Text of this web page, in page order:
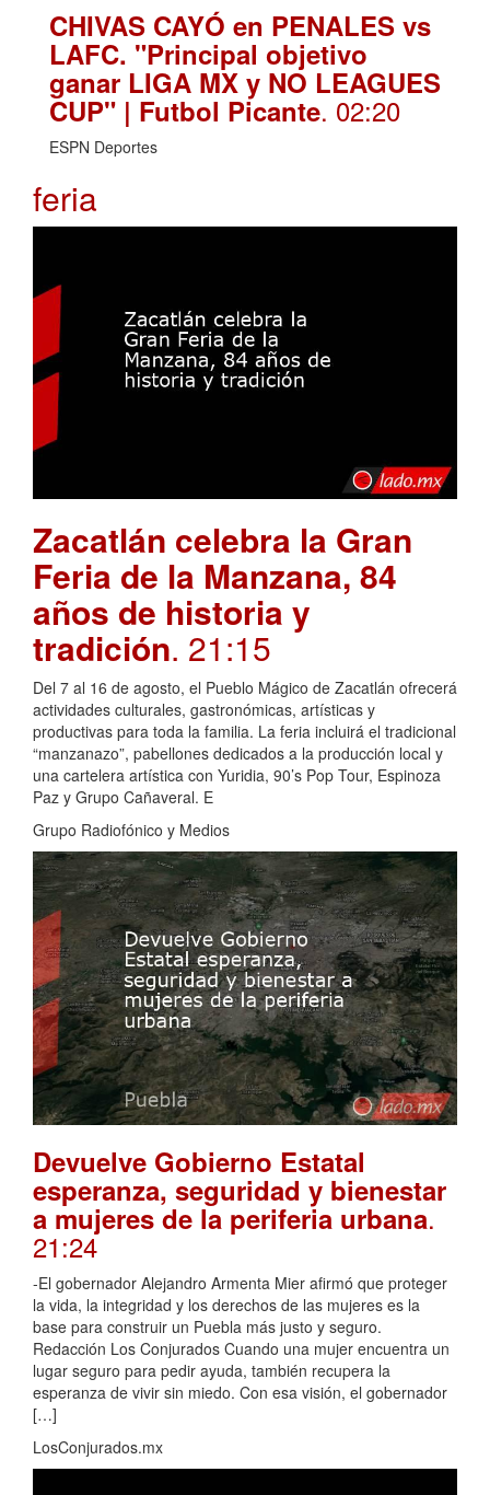
CHIVAS CAYÓ en PENALES vs
LAFC. "Principal objetivo
ganar LIGA MX y NO LEAGUES
CUP" | Futbol Picante. 02:20
ESPN Deportes
feria
Zacatlán celebra la Gran
Feria de la Manzana, 84
años de historia y
tradición. 21:15
Del 7 al 16 de agosto, el Pueblo Mágico de Zacatlán ofrecerá
actividades culturales, gastronómicas, artísticas y
productivas para toda la familia. La feria incluirá el tradicional
“manzanazo”, pabellones dedicados a la producción local y
una cartelera artística con Yuridia, 90’s Pop Tour, Espinoza
Paz y Grupo Cañaveral. E
Grupo Radiofónico y Medios
Devuelve Gobierno Estatal
esperanza, seguridad y bienestar
a mujeres de la periferia urbana.
21:24
-El gobernador Alejandro Armenta Mier afirmó que proteger
la vida, la integridad y los derechos de las mujeres es la
base para construir un Puebla más justo y seguro.
Redacción Los Conjurados Cuando una mujer encuentra un
lugar seguro para pedir ayuda, también recupera la
esperanza de vivir sin miedo. Con esa visión, el gobernador
[…]
LosConjurados.mx